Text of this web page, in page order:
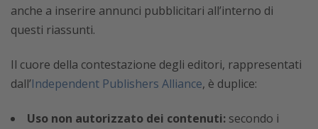
anche a inserire annunci pubblicitari all’interno di
questi riassunti.
Il cuore della contestazione degli editori, rappresentati
dall’Independent Publishers Alliance, è duplice:
Uso non autorizzato dei contenuti: secondo i